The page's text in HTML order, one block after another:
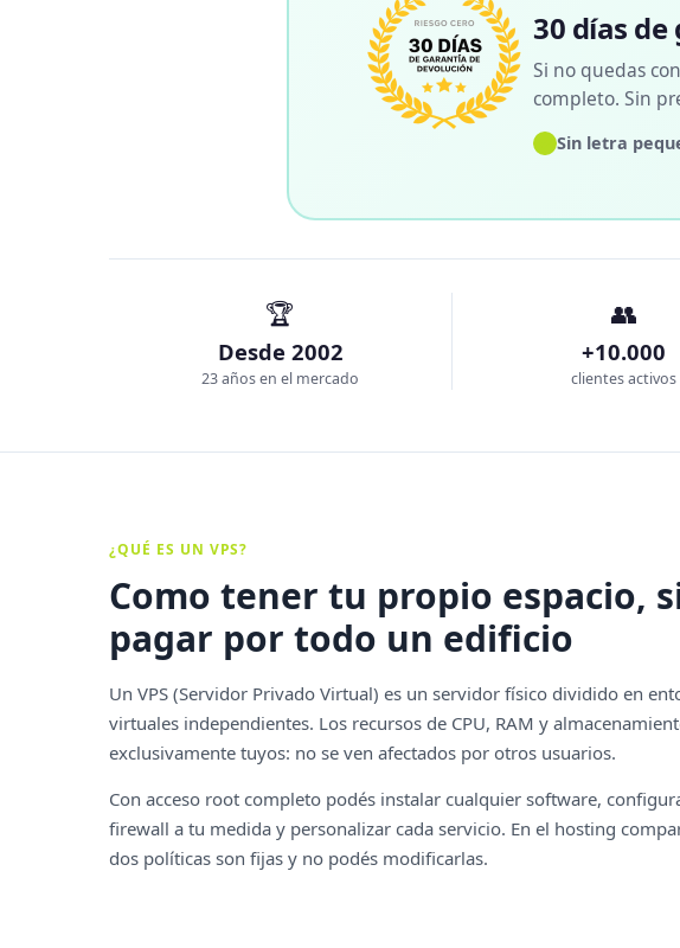
30 días
Si no quedas
completo. Sin
✓Sin letra
🏆
Desde 2002
23 años en el mercado
👥
+10.000
clientes activos
¿QUÉ ES UN VPS?
Como tener tu propio espacio,
pagar por todo un edificio
Un VPS (Servidor Privado Virtual) es un servidor físico dividido en
virtuales independientes. Los recursos de CPU, RAM y
exclusivamente tuyos: no se ven afectados por otros usuarios.
Con acceso root completo podés instalar cualquier software,
firewall a tu medida y personalizar cada servicio. En el hosting
dos políticas son fijas y no podés modificarlas.